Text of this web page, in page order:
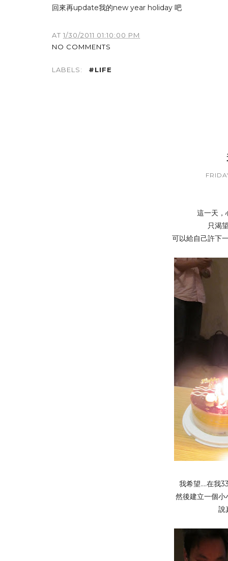
回來再update我的new year holiday 吧
AT 1/30/2011 01:10:00 PM
NO COMMENTS
LABELS: #LIFE
這一天，
只渴
可以給自己許下
我希望....在我
然後建立一個
說